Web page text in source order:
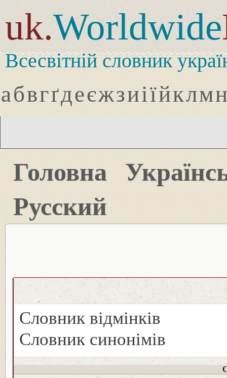
uk.Worldwide
Всесвітній словник
абвгґдеєжзиіїйклмн
Головна
Русский
Словник відмінків
Словник синонімів